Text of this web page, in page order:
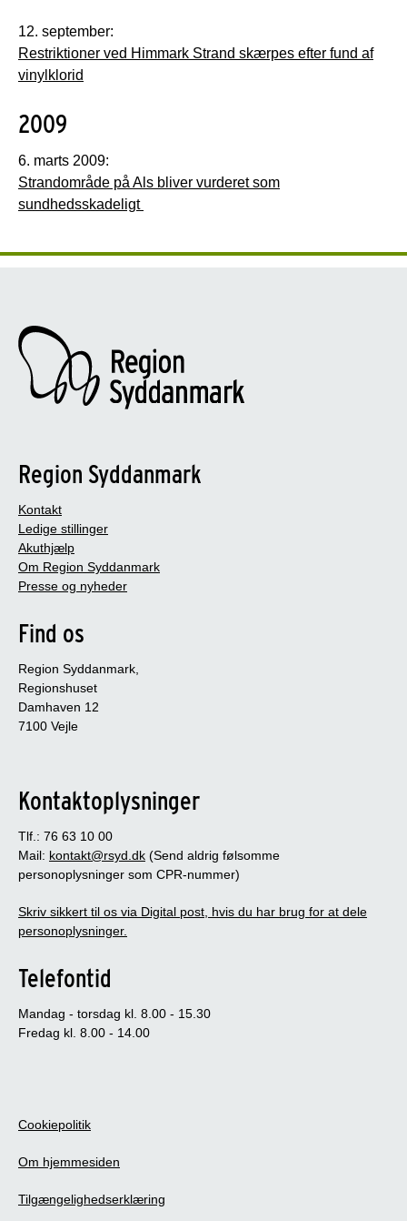
12. september:
Restriktioner ved Himmark Strand skærpes efter fund af
vinylklorid
2009
6. marts 2009:
Strandområde på Als bliver vurderet som
sundhedsskadeligt
Region Syddanmark
Kontakt
Ledige stillinger
Akuthjælp
Om Region Syddanmark
Presse og nyheder
Find os
Region Syddanmark,
Regionshuset
Damhaven 12
7100 Vejle
Kontaktoplysninger
Tlf.: 76 63 10 00
Mail: kontakt@rsyd.dk (Send aldrig følsomme
personoplysninger som CPR-nummer)
Skriv sikkert til os via Digital post, hvis du har brug for at dele
personoplysninger.
Telefontid
Mandag - torsdag kl. 8.00 - 15.30
Fredag kl. 8.00 - 14.00
Cookiepolitik
Om hjemmesiden
Tilgængelighedserklæring